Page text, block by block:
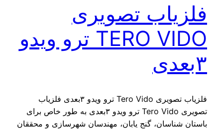
فلزیاب تصویری
TERO VIDO ترو ویدو
۳بعدی
فلزیاب تصویری Tero Vido ترو ویدو ۳بعدی فلزیاب
تصویری Tero Vido ترو ویدو ۳بعدی به طور خاص برای
باستان شناسان، گنج یابان، مهندسان شهرسازی و محققان